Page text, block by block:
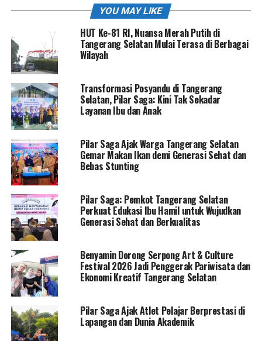
YOU MAY LIKE
HUT Ke-81 RI, Nuansa Merah Putih di
Tangerang Selatan Mulai Terasa di Berbagai
Wilayah
Transformasi Posyandu di Tangerang
Selatan, Pilar Saga: Kini Tak Sekadar
Layanan Ibu dan Anak
Pilar Saga Ajak Warga Tangerang Selatan
Gemar Makan Ikan demi Generasi Sehat dan
Bebas Stunting
Pilar Saga: Pemkot Tangerang Selatan
Perkuat Edukasi Ibu Hamil untuk Wujudkan
Generasi Sehat dan Berkualitas
Benyamin Dorong Serpong Art & Culture
Festival 2026 Jadi Penggerak Pariwisata dan
Ekonomi Kreatif Tangerang Selatan
Pilar Saga Ajak Atlet Pelajar Berprestasi di
Lapangan dan Dunia Akademik